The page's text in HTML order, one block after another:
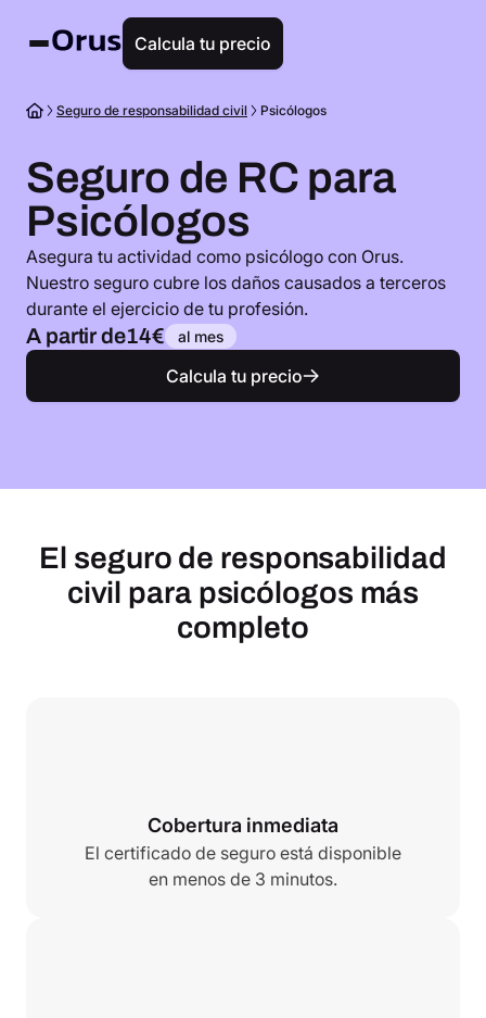
Calcula tu precio
Seguro de responsabilidad civil Psicólogos
Seguro de RC para
Psicólogos
Asegura tu actividad como psicólogo con Orus.
Nuestro seguro cubre los daños causados a terceros
durante el ejercicio de tu profesión.
A partir de14€ al mes
Calcula tu precio
El seguro de responsabilidad
civil para psicólogos más
completo
Cobertura inmediata
El certificado de seguro está disponible
en menos de 3 minutos.